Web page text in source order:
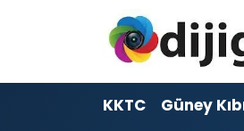
KKTC Güney
ADVERTORIAL
Dijigazete
Hava Durumu
Trafik Durumu